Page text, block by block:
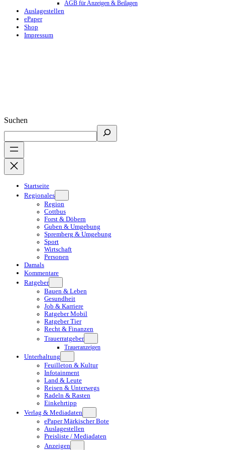
AGB für Anzeigen & Beilagen
Auslagestellen
ePaper
Shop
Impressum
Suchen
Startseite
Regionales
Region
Cottbus
Forst & Döbern
Guben & Umgebung
Spremberg & Umgebung
Sport
Wirtschaft
Personen
Damals
Kommentare
Ratgeber
Bauen & Leben
Gesundheit
Job & Karriere
Ratgeber Mobil
Ratgeber Tier
Recht & Finanzen
Trauerratgeber
Traueranzeigen
Unterhaltung
Feuilleton & Kultur
Infotainment
Land & Leute
Reisen & Unterwegs
Radeln & Rasten
Einkehrtipp
Verlag & Mediadaten
ePaper Märkischer Bote
Auslagestellen
Preisliste / Mediadaten
Anzeigen